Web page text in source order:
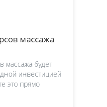
массажа
массажа будет
инвестицией
это прямо